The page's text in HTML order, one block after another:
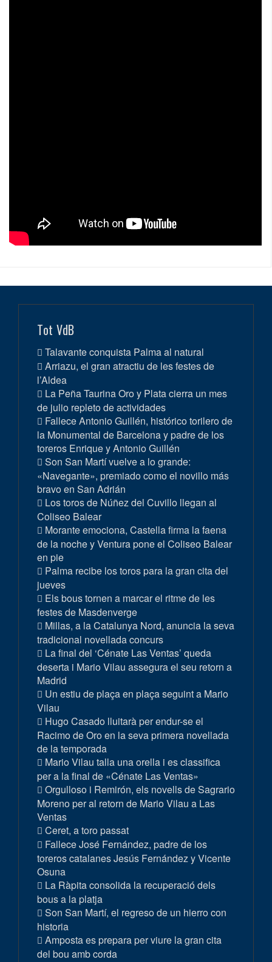
Tot VdB
Talavante conquista Palma al natural
Arriazu, el gran atractiu de les festes de
l’Aldea
La Peña Taurina Oro y Plata cierra un mes
de julio repleto de actividades
Fallece Antonio Guillén, histórico torilero de
la Monumental de Barcelona y padre de los
toreros Enrique y Antonio Guillén
Son San Martí vuelve a lo grande:
«Navegante», premiado como el novillo más
bravo en San Adrián
Los toros de Núñez del Cuvillo llegan al
Coliseo Balear
Morante emociona, Castella firma la faena
de la noche y Ventura pone el Coliseo Balear
en pie
Palma recibe los toros para la gran cita del
jueves
Els bous tornen a marcar el ritme de les
festes de Masdenverge
Millas, a la Catalunya Nord, anuncia la seva
tradicional novellada concurs
La final del ‘Cénate Las Ventas’ queda
deserta i Mario Vilau assegura el seu retorn a
Madrid
Un estiu de plaça en plaça seguint a Mario
Vilau
Hugo Casado lluitarà per endur-se el
Racimo de Oro en la seva primera novellada
de la temporada
Mario Vilau talla una orella i es classifica
per a la final de «Cénate Las Ventas»
Orgulloso i Remirón, els novells de Sagrario
Moreno per al retorn de Mario Vilau a Las
Ventas
Ceret, a toro passat
Fallece José Fernández, padre de los
toreros catalanes Jesús Fernández y Vicente
Osuna
La Ràpita consolida la recuperació dels
bous a la platja
Son San Martí, el regreso de un hierro con
historia
Amposta es prepara per viure la gran cita
del bou amb corda